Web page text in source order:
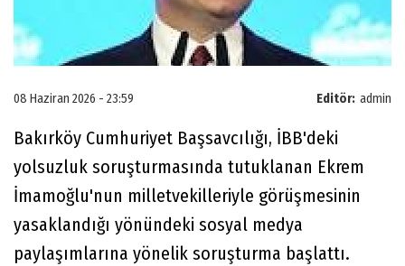
Editör: admin
08 Haziran 2026 - 23:59
Bakırköy Cumhuriyet Başsavcılığı, İBB'deki
yolsuzluk soruşturmasında tutuklanan Ekrem
İmamoğlu'nun milletvekilleriyle görüşmesinin
yasaklandığı yönündeki sosyal medya
paylaşımlarına yönelik soruşturma başlattı.